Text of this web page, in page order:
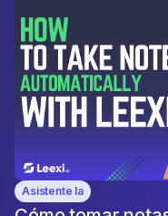
Asistente Ia